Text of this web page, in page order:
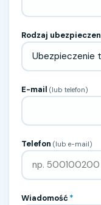
Rodzaj
E-mail (lub telefon)
Telefon (lub e-mail)
Wiadomość *